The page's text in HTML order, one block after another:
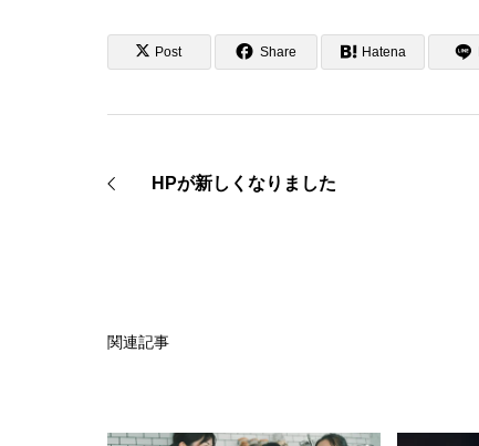
Post Share Hatena
HPが新しくなりました
関連記事